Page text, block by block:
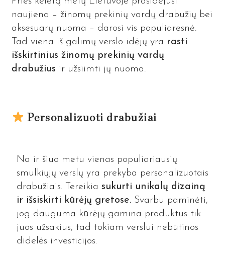
naujiena – žinomų prekinių vardų drabužių bei
aksesuarų nuoma – darosi vis populiaresnė.
Tad viena iš galimų verslo idėjų yra rasti
išskirtinius žinomų prekinių vardų
drabužius ir užsiimti jų nuoma.
Personalizuoti drabužiai
Na ir šiuo metu vienas populiariausių
smulkiųjų verslų yra prekyba personalizuotais
drabužiais. Tereikia sukurti unikalų dizainą
ir išsiskirti kūrėjų gretose. Svarbu paminėti,
jog dauguma kūrėjų gamina produktus tik
juos užsakius, tad tokiam verslui nebūtinos
didelės investicijos.